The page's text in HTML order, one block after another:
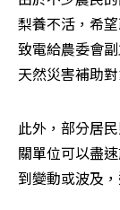
梨養不活，希
致電給農委會
天然災害補助
此外，部分居
關單位可以盡
到變動或波及